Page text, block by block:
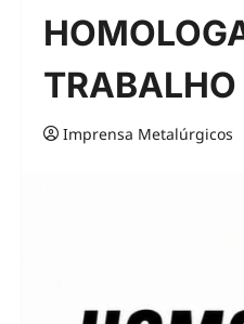
TRABALHO
Imprensa Metalúrgicos